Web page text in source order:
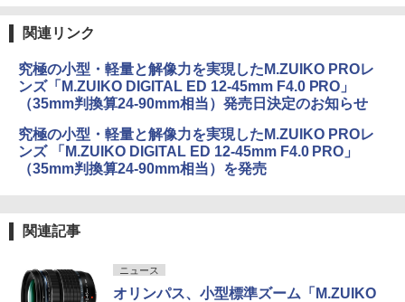
関連リンク
究極の小型・軽量と解像力を実現したM.ZUIKO PROレ
ンズ「M.ZUIKO DIGITAL ED 12-45mm F4.0 PRO」
（35mm判換算24-90mm相当）発売日決定のお知らせ
究極の小型・軽量と解像力を実現したM.ZUIKO PROレ
ンズ 「M.ZUIKO DIGITAL ED 12-45mm F4.0 PRO」
（35mm判換算24-90mm相当）を発売
関連記事
ニュース
オリンパス、小型標準ズーム「M.ZUIKO